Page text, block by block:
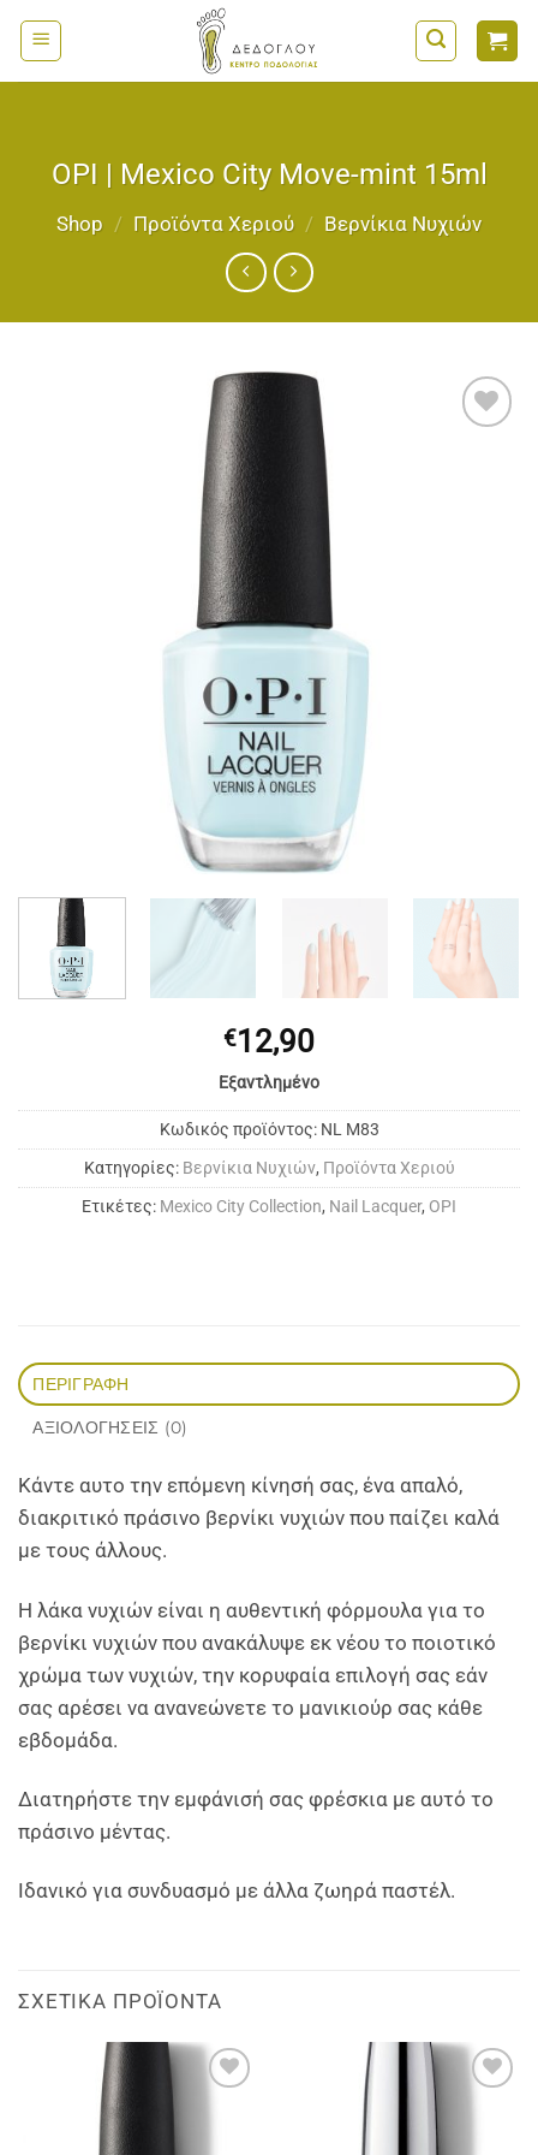
Μετάβαση
στο
περιεχόμενο
OPI | Mexico City Move-mint 15ml
Shop / Προϊόντα Χεριού / Bερνίκια Νυχιών
€12,90
Εξαντλημένο
Κωδικός προϊόντος: NL M83
Κατηγορίες: Bερνίκια Νυχιών, Προϊόντα Χεριού
Ετικέτες: Mexico City Collection, Nail Lacquer, OPI
ΠΕΡΙΓΡΑΦΉ
ΑΞΙΟΛΟΓΉΣΕΙΣ (0)
Κάντε αυτο την επόμενη κίνησή σας, ένα απαλό,
διακριτικό πράσινο βερνίκι νυχιών που παίζει καλά
με τους άλλους.
Η λάκα νυχιών είναι η αυθεντική φόρμουλα για το
βερνίκι νυχιών που ανακάλυψε εκ νέου το ποιοτικό
χρώμα των νυχιών, την κορυφαία επιλογή σας εάν
σας αρέσει να ανανεώνετε το μανικιούρ σας κάθε
εβδομάδα.
Διατηρήστε την εμφάνισή σας φρέσκια με αυτό το
πράσινο μέντας.
Ιδανικό για συνδυασμό με άλλα ζωηρά παστέλ.
ΣΧΕΤΙΚΆ ΠΡΟΪΌΝΤΑ